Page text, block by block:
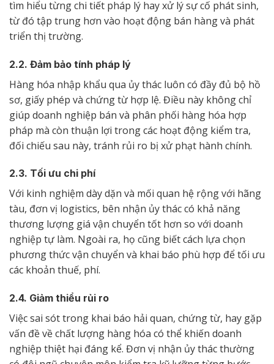
tìm hiểu từng chi tiết pháp lý hay xử lý sự cố phát sinh,
từ đó tập trung hơn vào hoạt động bán hàng và phát
triển thị trường.
2.2. Đảm bảo tính pháp lý
Hàng hóa nhập khẩu qua ủy thác luôn có đầy đủ bộ hồ
sơ, giấy phép và chứng từ hợp lệ. Điều này không chỉ
giúp doanh nghiệp bán và phân phối hàng hóa hợp
pháp mà còn thuận lợi trong các hoạt động kiểm tra,
đối chiếu sau này, tránh rủi ro bị xử phạt hành chính.
2.3. Tối ưu chi phí
Với kinh nghiệm dày dặn và mối quan hệ rộng với hãng
tàu, đơn vị logistics, bên nhận ủy thác có khả năng
thương lượng giá vận chuyển tốt hơn so với doanh
nghiệp tự làm. Ngoài ra, họ cũng biết cách lựa chọn
phương thức vận chuyển và khai báo phù hợp để tối ưu
các khoản thuế, phí.
2.4. Giảm thiểu rủi ro
Việc sai sót trong khai báo hải quan, chứng từ, hay gặp
vấn đề về chất lượng hàng hóa có thể khiến doanh
nghiệp thiệt hại đáng kể. Đơn vị nhận ủy thác thường